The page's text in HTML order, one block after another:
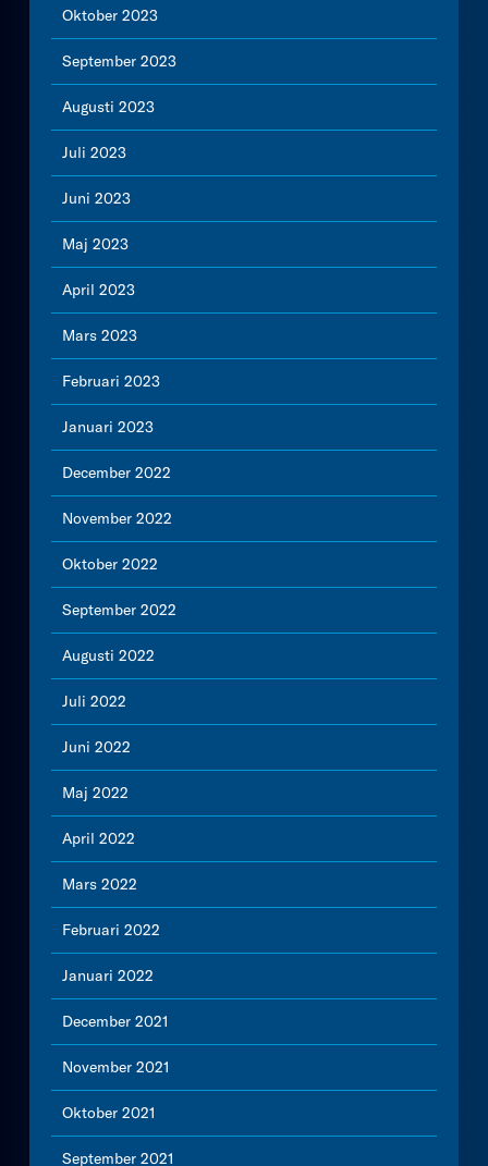
Oktober 2023
September 2023
Augusti 2023
Juli 2023
Juni 2023
Maj 2023
April 2023
Mars 2023
Februari 2023
Januari 2023
December 2022
November 2022
Oktober 2022
September 2022
Augusti 2022
Juli 2022
Juni 2022
Maj 2022
April 2022
Mars 2022
Februari 2022
Januari 2022
December 2021
November 2021
Oktober 2021
September 2021